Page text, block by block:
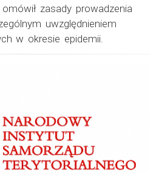
zasady prowadzenia
uwzględnieniem
w okresie epidemii.